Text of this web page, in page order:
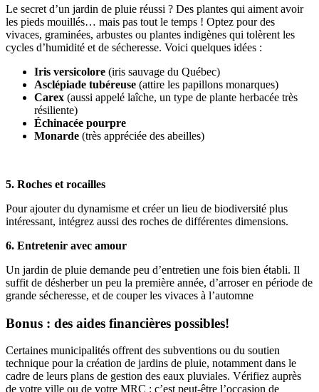
Le secret d’un jardin de pluie réussi ? Des plantes qui aiment avoir
les pieds mouillés… mais pas tout le temps ! Optez pour des
vivaces, graminées, arbustes ou plantes indigènes qui tolèrent les
cycles d’humidité et de sécheresse. Voici quelques idées :
Iris versicolore (iris sauvage du Québec)
Asclépiade tubéreuse (attire les papillons monarques)
Carex (aussi appelé laîche, un type de plante herbacée très
résiliente)
Échinacée pourpre
Monarde (très appréciée des abeilles)
5. Roches et rocailles
Pour ajouter du dynamisme et créer un lieu de biodiversité plus
intéressant, intégrez aussi des roches de différentes dimensions.
6. Entretenir avec amour
Un jardin de pluie demande peu d’entretien une fois bien établi. Il
suffit de désherber un peu la première année, d’arroser en période de
grande sécheresse, et de couper les vivaces à l’automne
Bonus : des aides financières possibles!
Certaines municipalités offrent des subventions ou du soutien
technique pour la création de jardins de pluie, notamment dans le
cadre de leurs plans de gestion des eaux pluviales. Vérifiez auprès
de votre ville ou de votre MRC : c’est peut-être l’occasion de